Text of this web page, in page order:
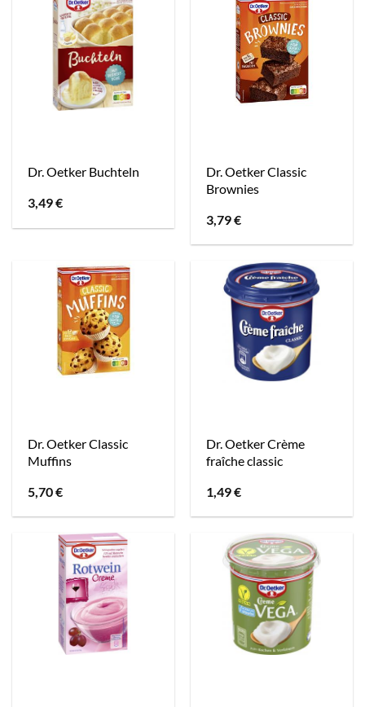
Dr. Oetker Buchteln
3,49€
Dr. Oetker Classic
Brownies
3,79€
Dr. Oetker Classic
Muffins
5,70€
Dr. Oetker Crème
fraîche classic
1,49€